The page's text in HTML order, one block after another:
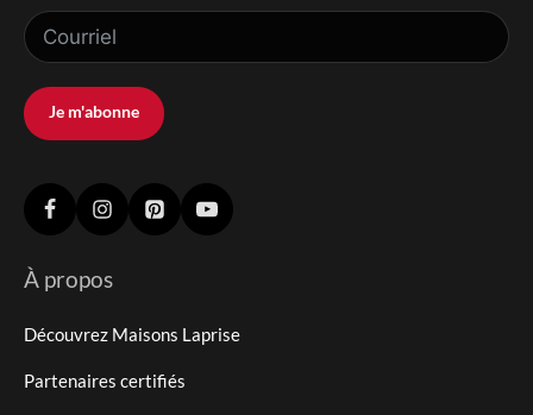
Je m'abonne
À propos
Découvrez Maisons Laprise
Partenaires certifiés